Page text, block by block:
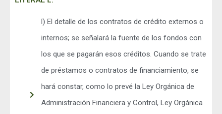
l) El detalle de los contratos de crédito externos o
internos; se señalará la fuente de los fondos con
los que se pagarán esos créditos. Cuando se trate
de préstamos o contratos de financiamiento, se
hará constar, como lo prevé la Ley Orgánica de
Administración Financiera y Control, Ley Orgánica